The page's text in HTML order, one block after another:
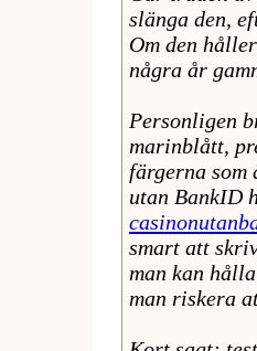
slänga den,
Om den
några år
Personligen
marinblått,
färgerna som
utan BankID
smart att
man kan
man riskera